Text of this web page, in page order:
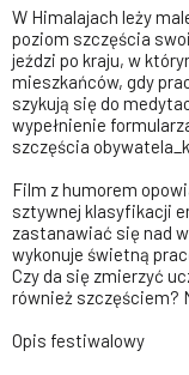
W Himalajach leży
poziom szczęścia
jeździ po kraju, w
mieszkańców, gdy
szykują się do
wypełnienie
szczęścia
Film z humorem
sztywnej klasyfikacji
zastanawiać się nad
wykonuje świetną
Czy da się zmierzyć
również szczęściem?
Opis festiwalowy